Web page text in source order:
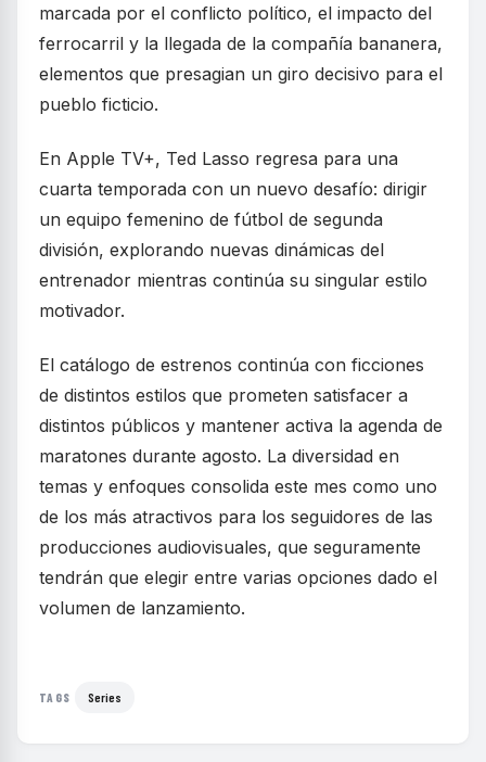
marcada por el conflicto político, el impacto del
ferrocarril y la llegada de la compañía bananera,
elementos que presagian un giro decisivo para el
pueblo ficticio.
En Apple TV+, Ted Lasso regresa para una
cuarta temporada con un nuevo desafío: dirigir
un equipo femenino de fútbol de segunda
división, explorando nuevas dinámicas del
entrenador mientras continúa su singular estilo
motivador.
El catálogo de estrenos continúa con ficciones
de distintos estilos que prometen satisfacer a
distintos públicos y mantener activa la agenda de
maratones durante agosto. La diversidad en
temas y enfoques consolida este mes como uno
de los más atractivos para los seguidores de las
producciones audiovisuales, que seguramente
tendrán que elegir entre varias opciones dado el
volumen de lanzamiento.
TAGS Series